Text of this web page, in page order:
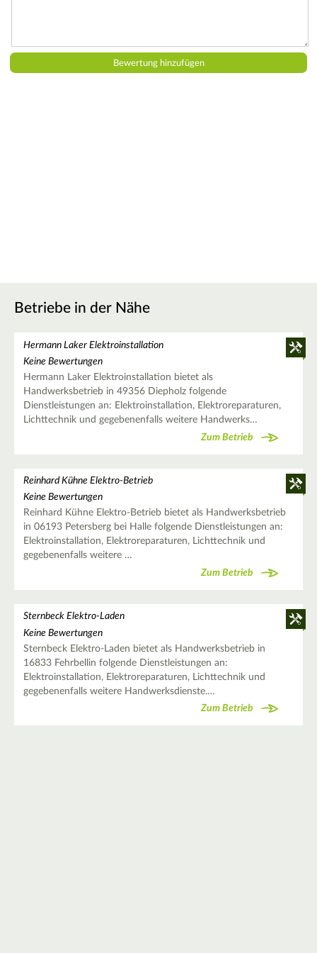
Betriebe in der Nähe
Hermann Laker Elektroinstallation
Keine Bewertungen
Hermann Laker Elektroinstallation bietet als
Handwerksbetrieb in 49356 Diepholz folgende
Dienstleistungen an: Elektroinstallation, Elektroreparaturen,
Lichttechnik und gegebenenfalls weitere Handwerks…
Zum Betrieb
Reinhard Kühne Elektro-Betrieb
Keine Bewertungen
Reinhard Kühne Elektro-Betrieb bietet als Handwerksbetrieb
in 06193 Petersberg bei Halle folgende Dienstleistungen an:
Elektroinstallation, Elektroreparaturen, Lichttechnik und
gegebenenfalls weitere …
Zum Betrieb
Sternbeck Elektro-Laden
Keine Bewertungen
Sternbeck Elektro-Laden bietet als Handwerksbetrieb in
16833 Fehrbellin folgende Dienstleistungen an:
Elektroinstallation, Elektroreparaturen, Lichttechnik und
gegebenenfalls weitere Handwerksdienste.…
Zum Betrieb